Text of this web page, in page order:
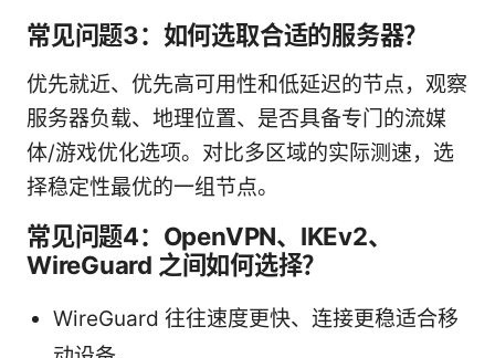
常见问题3：如何选取合适的服务器？
优先就近、优先高可用性和低延迟的节点，观察
服务器负载、地理位置、是否具备专门的流媒
体/游戏优化选项。对比多区域的实际测速，选
择稳定性最优的一组节点。
常见问题4：OpenVPN、IKEv2、
WireGuard 之间如何选择？
WireGuard 往往速度更快、连接更稳适合移